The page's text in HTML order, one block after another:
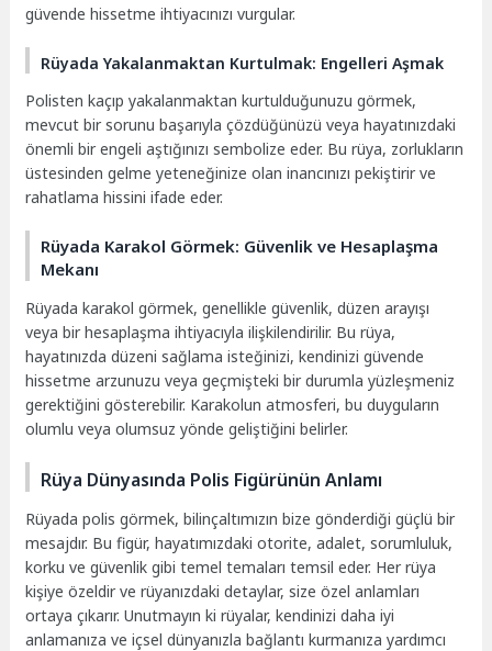
güvende hissetme ihtiyacınızı vurgular.
Rüyada Yakalanmaktan Kurtulmak: Engelleri Aşmak
Polisten kaçıp yakalanmaktan kurtulduğunuzu görmek,
mevcut bir sorunu başarıyla çözdüğünüzü veya hayatınızdaki
önemli bir engeli aştığınızı sembolize eder. Bu rüya, zorlukların
üstesinden gelme yeteneğinize olan inancınızı pekiştirir ve
rahatlama hissini ifade eder.
Rüyada Karakol Görmek: Güvenlik ve Hesaplaşma
Mekanı
Rüyada karakol görmek, genellikle güvenlik, düzen arayışı
veya bir hesaplaşma ihtiyacıyla ilişkilendirilir. Bu rüya,
hayatınızda düzeni sağlama isteğinizi, kendinizi güvende
hissetme arzunuzu veya geçmişteki bir durumla yüzleşmeniz
gerektiğini gösterebilir. Karakolun atmosferi, bu duyguların
olumlu veya olumsuz yönde geliştiğini belirler.
Rüya Dünyasında Polis Figürünün Anlamı
Rüyada polis görmek, bilinçaltımızın bize gönderdiği güçlü bir
mesajdır. Bu figür, hayatımızdaki otorite, adalet, sorumluluk,
korku ve güvenlik gibi temel temaları temsil eder. Her rüya
kişiye özeldir ve rüyanızdaki detaylar, size özel anlamları
ortaya çıkarır. Unutmayın ki rüyalar, kendinizi daha iyi
anlamanıza ve içsel dünyanızla bağlantı kurmanıza yardımcı